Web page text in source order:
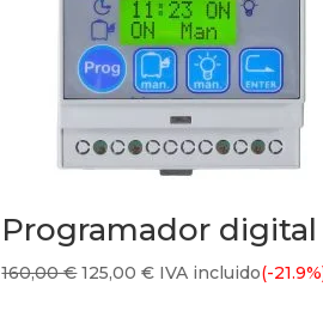
Programador
160,00€El
125,00€ElIVA incluido(-